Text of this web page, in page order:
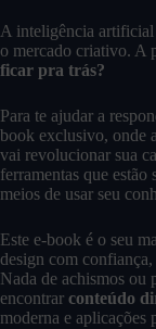
A inteligência artificial
o mercado criativo. A
ficar pra trás?
Para te ajudar a
book exclusivo, onde
vai revolucionar sua
ferramentas que
meios de usar seu
Este e-book é o seu
design com
Nada de achismos ou
encontrar conteúdo
moderna e aplicações